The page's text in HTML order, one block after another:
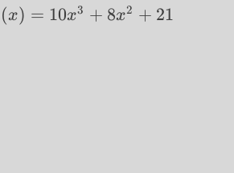
(x) = 10x3 + 8x2 + 21